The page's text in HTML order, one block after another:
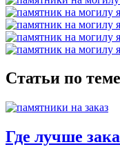
Статьи по теме
Где лучше